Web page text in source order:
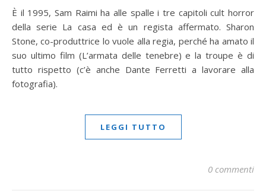
È il 1995, Sam Raimi ha alle spalle i tre capitoli cult horror
della serie La casa ed è un regista affermato. Sharon
Stone, co-produttrice lo vuole alla regia, perché ha amato il
suo ultimo film (L’armata delle tenebre) e la troupe è di
tutto rispetto (c’è anche Dante Ferretti a lavorare alla
fotografia).
LEGGI TUTTO
0 commenti